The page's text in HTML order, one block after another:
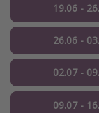
19.06 -
26.06 -
02.07 -
09.07 -